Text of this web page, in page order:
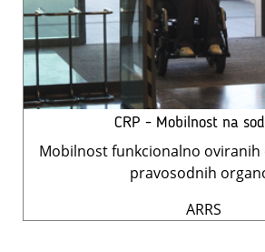
CRP - Mobilnost na
Mobilnost funkcionalno oviranih
pravosodnih
ARRS